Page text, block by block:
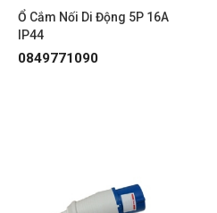
Ổ Cắm Nối Di Động 5P 16A
IP44
0849771090